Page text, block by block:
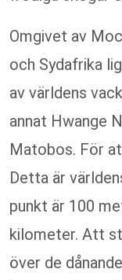
Omgivet av
och Sydafrika
av världens
annat Hwange
Matobos. För
Detta är
punkt är 100
kilometer. Att
över de